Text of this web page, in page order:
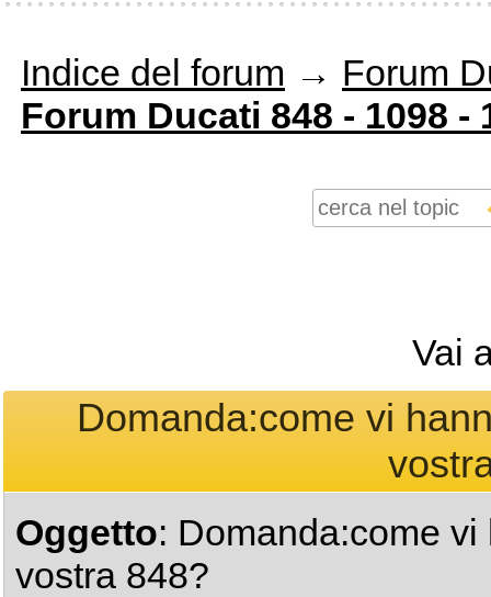
Indice del forum → Forum
Forum Ducati 848 - 1098 -
Vai
Domanda:come vi
Oggetto: Domanda:come
vostra 848?